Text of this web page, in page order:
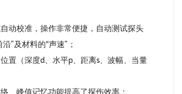
动校准，操作非常便捷，自动测试探头
沿”及材料的“声速”；
置（深度d、水平p、距离s、波幅、当量
、峰值记忆功能提高了探伤效率；